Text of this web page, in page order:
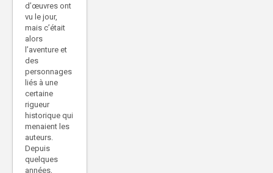
d’œuvres ont
vu le jour,
mais c’était
alors
l’aventure et
des
personnages
liés à une
certaine
rigueur
historique qui
menaient les
auteurs.
Depuis
quelques
années,